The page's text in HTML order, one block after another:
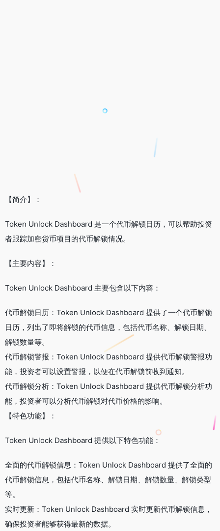
【简介】：
Token Unlock Dashboard 是一个代币解锁日历，可以帮助投资
者跟踪加密货币项目的代币解锁情况。
【主要内容】：
Token Unlock Dashboard 主要包含以下内容：
代币解锁日历：Token Unlock Dashboard 提供了一个代币解锁
日历，列出了即将解锁的代币信息，包括代币名称、解锁日期、
解锁数量等。
代币解锁警报：Token Unlock Dashboard 提供代币解锁警报功
能，投资者可以设置警报，以便在代币解锁前收到通知。
代币解锁分析：Token Unlock Dashboard 提供代币解锁分析功
能，投资者可以分析代币解锁对代币价格的影响。
【特色功能】：
Token Unlock Dashboard 提供以下特色功能：
全面的代币解锁信息：Token Unlock Dashboard 提供了全面的
代币解锁信息，包括代币名称、解锁日期、解锁数量、解锁类型
等。
实时更新：Token Unlock Dashboard 实时更新代币解锁信息，
确保投资者能够获得最新的数据。